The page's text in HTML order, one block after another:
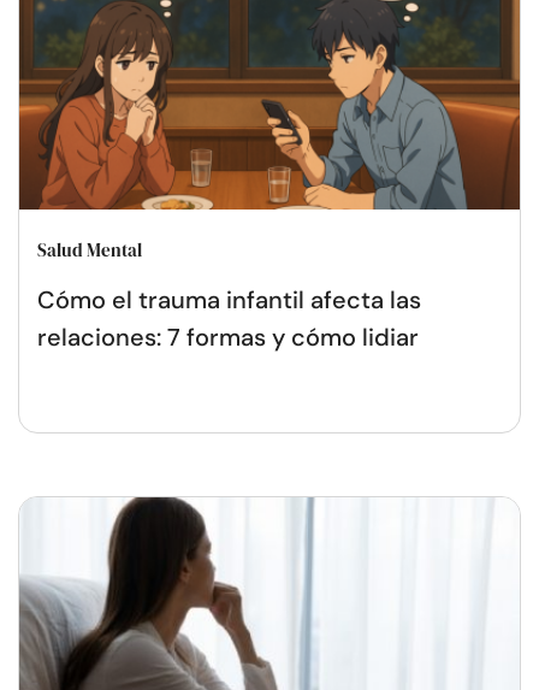
Salud Mental
Cómo el trauma infantil afecta las
relaciones: 7 formas y cómo lidiar